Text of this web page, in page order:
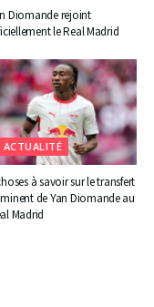
Diomande rejoint
le Real Madrid
ACTUALITÉ
à savoir sur le transfert
de Yan Diomande au
Madrid